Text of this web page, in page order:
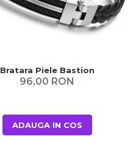
Bratara Piele Bastion
96,00 RON
ADAUGA IN COS